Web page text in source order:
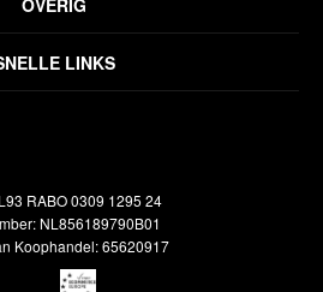
LINKS
RABO 0309 1295 24
NL856189790B01
Koophandel: 65620917